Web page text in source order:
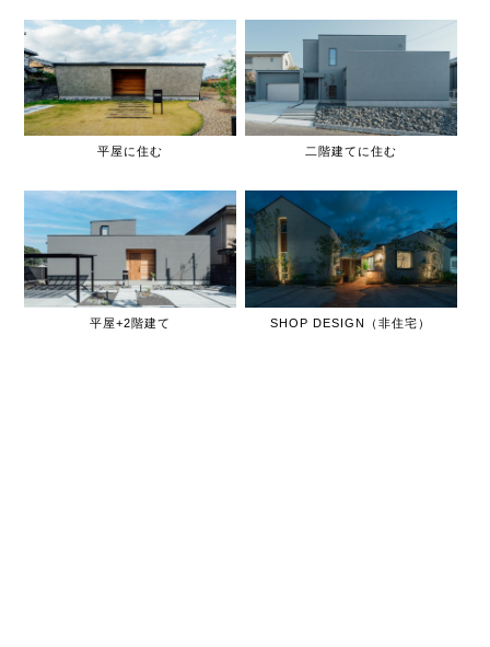
平屋に住む 二階建てに住む
平屋+2階建て SHOP DESIGN（非住宅）